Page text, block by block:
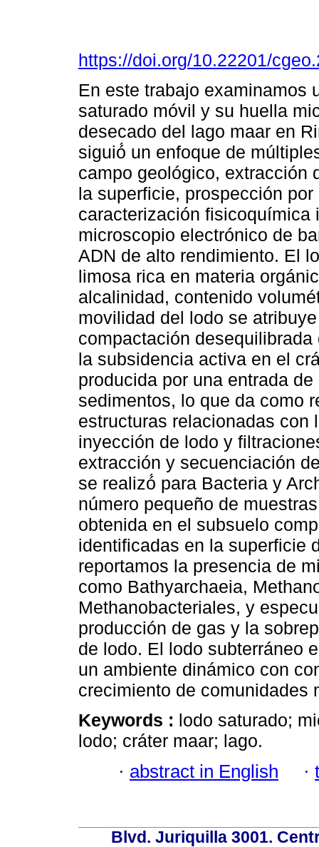
https://doi.org/10.22201/
En este trabajo examinamos
saturado móvil y su huella
desecado del lago maar en
siguió́ un enfoque de
campo geológico, extracción
la superficie, prospección
caracterización
microscopio electrónico de
ADN de alto rendimiento. El
limosa rica en materia
alcalinidad, contenido
movilidad del lodo se
compactación
la subsidencia activa en el
producida por una entrada
sedimentos, lo que da como
estructuras relacionadas con
inyección de lodo y
extracción y secuenciación
se realizó́ para Bacteria y
número pequeño de
obtenida en el subsuelo
identificadas en la superficie
reportamos la presencia de
como Bathyarchaeia,
Methanobacteriales, y
producción de gas y la
de lodo. El lodo subterráneo
un ambiente dinámico con
crecimiento de comunidades
Keywords : lodo saturado;
lodo; cráter maar; lago.
· abstract in English ·
Blvd. Juriquilla 3001.